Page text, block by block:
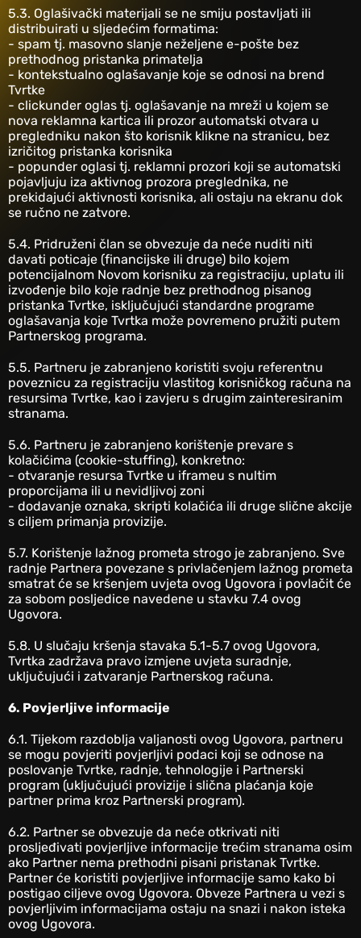
‎5.3. Oglašivački materijali se ne smiju postavljati ili
distribuirati u sljedećim formatima:
- spam tj. masovno slanje neželjene e-pošte bez
prethodnog pristanka primatelja
- kontekstualno oglašavanje koje se odnosi na brend
Tvrtke
- clickunder oglas tj. oglašavanje na mreži u kojem se
nova reklamna kartica ili prozor automatski otvara u
pregledniku nakon što korisnik klikne na stranicu, bez
izričitog pristanka korisnika
- popunder oglasi tj. reklamni prozori koji se automatski
pojavljuju iza aktivnog prozora preglednika, ne
prekidajući aktivnosti korisnika, ali ostaju na ekranu dok
se ručno ne zatvore.
‎5.4. Pridruženi član se obvezuje da neće nuditi niti
davati poticaje (financijske ili druge) bilo kojem
potencijalnom Novom korisniku za registraciju, uplatu ili
izvođenje bilo koje radnje bez prethodnog pisanog
pristanka Tvrtke, isključujući standardne programe
oglašavanja koje Tvrtka može povremeno pružiti putem
Partnerskog programa.
‎5.5. Partneru je zabranjeno koristiti svoju referentnu
poveznicu za registraciju vlastitog korisničkog računa na
resursima Tvrtke, kao i zavjeru s drugim zainteresiranim
stranama.
‎5.6. Partneru je zabranjeno korištenje prevare s
kolačićima (cookie-stuffing), konkretno:
- otvaranje resursa Tvrtke u iframeu s nultim
proporcijama ili u nevidljivoj zoni
- dodavanje oznaka, skripti kolačića ili druge slične akcije
s ciljem primanja provizije.
‎5.7. Korištenje lažnog prometa strogo je zabranjeno. Sve
radnje Partnera povezane s privlačenjem lažnog prometa
smatrat će se kršenjem uvjeta ovog Ugovora i povlačit će
za sobom posljedice navedene u stavku 7.4 ovog
Ugovora.
5.8. U slučaju kršenja stavaka 5.1-5.7 ovog Ugovora,
Tvrtka zadržava pravo izmjene uvjeta suradnje,
uključujući i zatvaranje Partnerskog računa.
6. Povjerljive informacije
‎6.1. Tijekom razdoblja valjanosti ovog Ugovora, partneru
se mogu povjeriti povjerljivi podaci koji se odnose na
poslovanje Tvrtke, radnje, tehnologije i Partnerski
program (uključujući provizije i slična plaćanja koje
partner prima kroz Partnerski program).
‎6.2. Partner se obvezuje da neće otkrivati niti
prosljeđivati povjerljive informacije trećim stranama osim
ako Partner nema prethodni pisani pristanak Tvrtke.
Partner će koristiti povjerljive informacije samo kako bi
postigao ciljeve ovog Ugovora. Obveze Partnera u vezi s
povjerljivim informacijama ostaju na snazi i nakon isteka
ovog Ugovora.